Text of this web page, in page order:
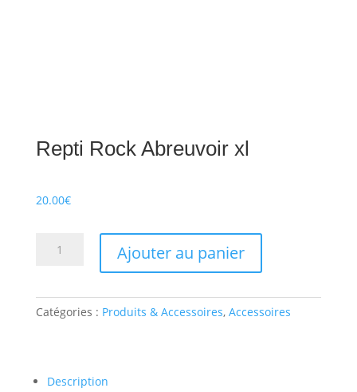
Repti Rock Abreuvoir xl
20.00€
Rock
Abreuvoir
Ajouter au panier
Catégories : Produits & Accessoires, Accessoires
Description